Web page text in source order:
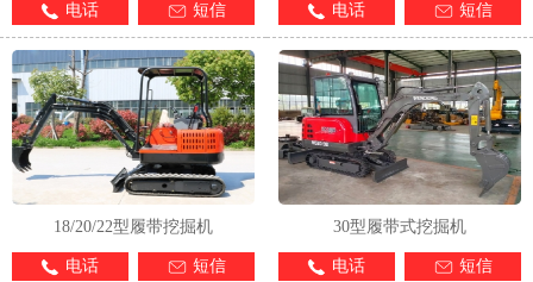
电话 短信 电话 短信
18/20/22型履带挖掘机
电话 短信
30型履带式挖掘机
电话 短信